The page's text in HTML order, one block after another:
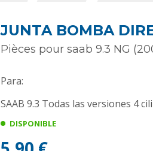
JUNTA BOMBA
Pièces pour saab 9.3 NG
Para:
SAAB 9.3 Todas las versiones 4
DISPONIBLE